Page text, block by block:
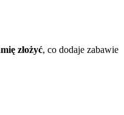
złożyć, co dodaje zabawie